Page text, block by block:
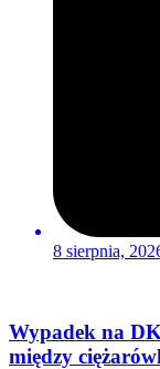
8 sierpnia,
Wypadek na
między